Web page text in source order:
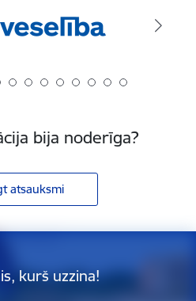
bija noderīga?
atsauksmi
kurš uzzina!